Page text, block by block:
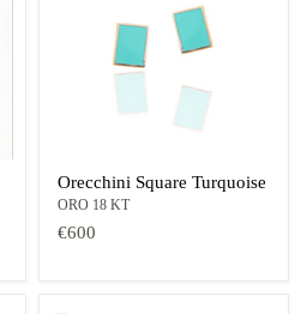
Orecchini Square Turquoise
ORO 18 KT
€600